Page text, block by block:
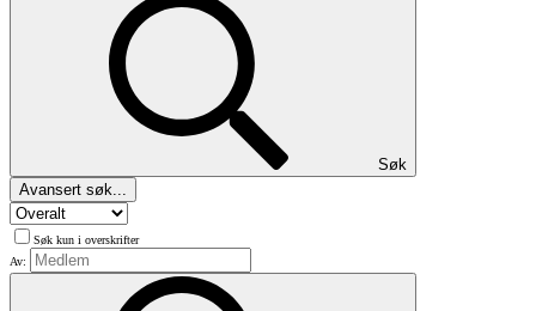
Søk
Avansert søk...
Søk kun i overskrifter
Av: